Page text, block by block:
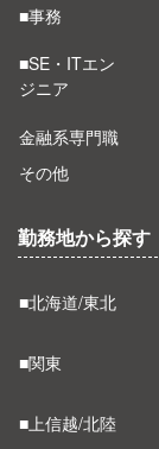
■事務
■SE・ITエン
ジニア
金融系専門職
その他
勤務地から探す
■北海道/東北
■関東
■上信越/北陸